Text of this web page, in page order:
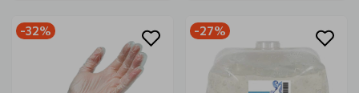
-32% -27%